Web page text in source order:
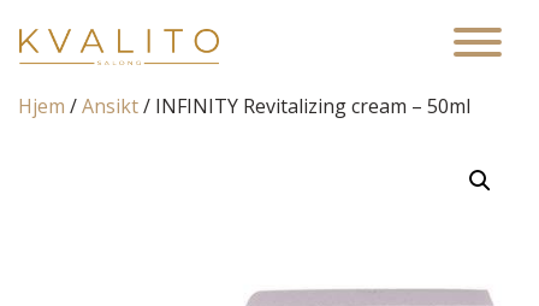
Main Navigation
Hjem /Ansikt/ INFINITY Revitalizing cream – 50ml